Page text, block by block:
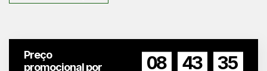
Preço
promocional por
08 43 34